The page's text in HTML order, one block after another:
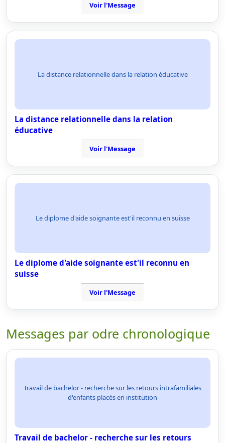
Voir l'Message
La distance relationnelle dans la relation éducative
La distance relationnelle dans la relation
éducative
Voir l'Message
Le diplome d'aide soignante est'il reconnu en suisse
Le diplome d'aide soignante est'il reconnu en
suisse
Voir l'Message
Messages par odre chronologique
Travail de bachelor - recherche sur les retours intrafamiliales
d'enfants placés en institution
Travail de bachelor - recherche sur les retours